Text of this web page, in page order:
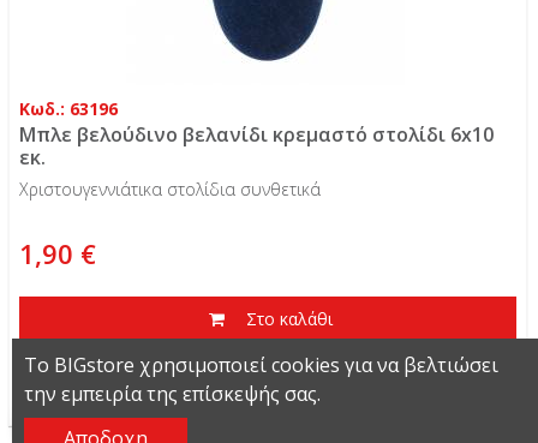
Κωδ.: 63196
Μπλε βελούδινο βελανίδι κρεμαστό στολίδι 6x10
εκ.
Χριστουγεννιάτικα στολίδια συνθετικά
1,90 €
Στο καλάθι
Περισσότερα
Το BIGstore χρησιμοποιεί cookies για να βελτιώσει
την εμπειρία της επίσκεψής σας.